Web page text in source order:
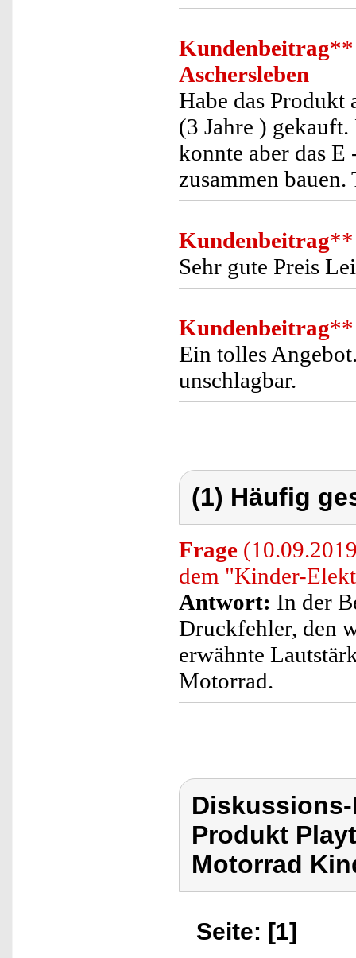
Kundenbeitrag**
Aschersleben
Habe das Produkt
(3 Jahre )
konnte aber das
zusammen bauen.
Kundenbeitrag**
Sehr gute Preis
Kundenbeitrag**
Ein tolles
unschlagbar.
(1) Häufig
Frage
dem "Kinder-
Antwort: In der
Druckfehler, den
erwähnte
Motorrad.
Produkt
Motorrad
Seite: [1]